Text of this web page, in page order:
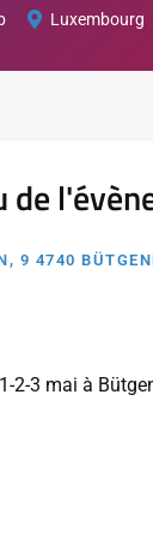
Luxembourg
de
9 4740
2-3 mai à